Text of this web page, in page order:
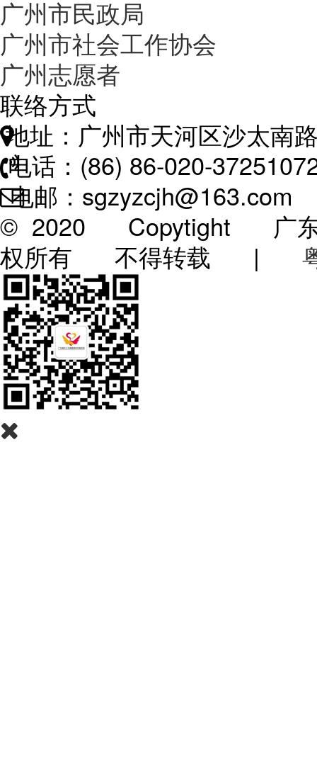
广州市民政局
广州市社会工作协会
广州志愿者
联络方式
地址：广州市天河区沙太南
电话：(86) 86-020-
电邮：sgzyzcjh@163.com
© 2020 Copytight 广东
权所有 不得转载 |